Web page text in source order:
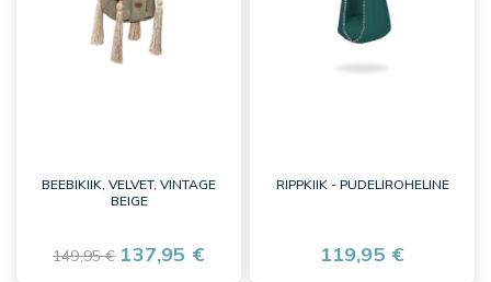
BEEBIKIIK, VELVET, VINTAGE
BEIGE
149,95 € 137,95 €
RIPPKIIK - PUDELIROHELINE
119,95 €